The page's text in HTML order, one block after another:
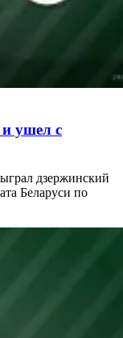
ушел с
дзержинский
Беларуси по